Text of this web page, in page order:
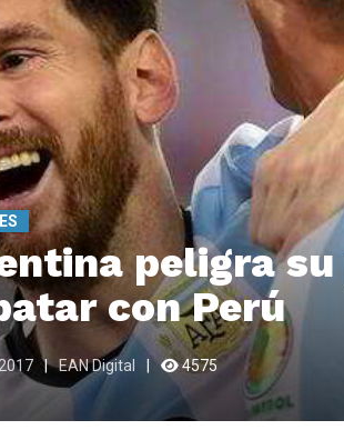
peligra
con Perú
EAN Digital 4575